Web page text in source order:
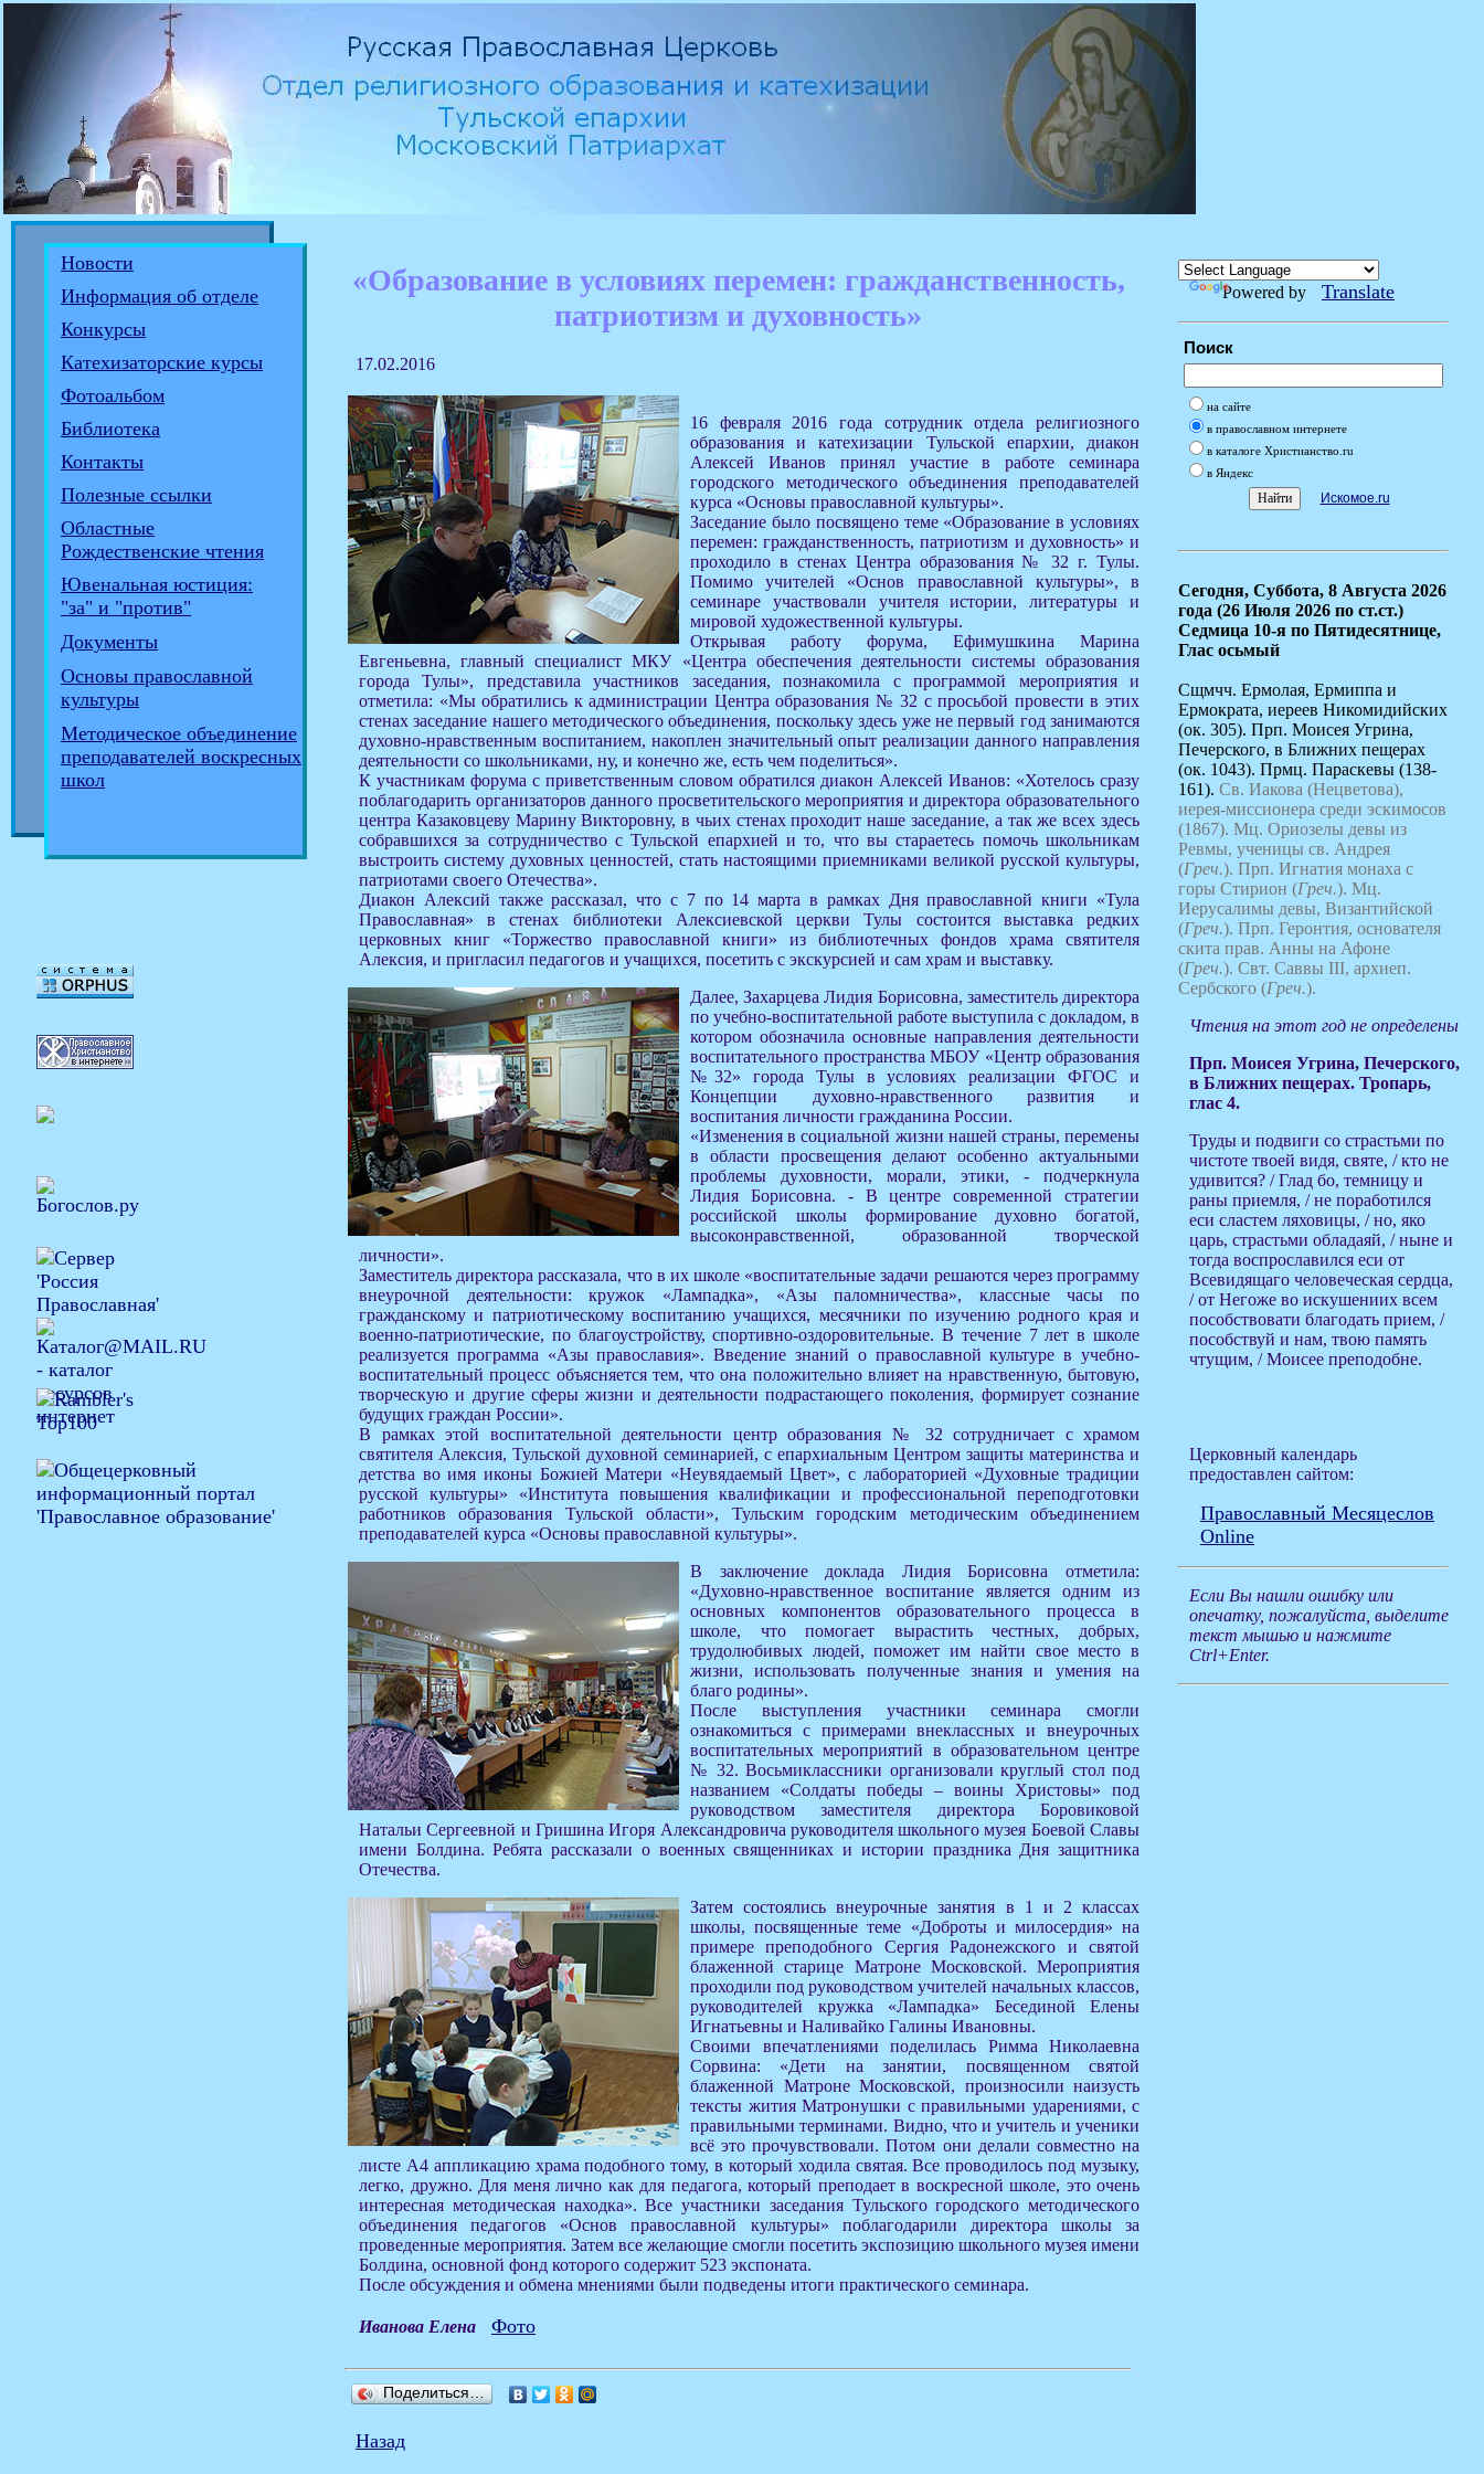
Новости
Информация об отделе
Конкурсы
Катехизаторские курсы
Фотоальбом
Библиотека
Контакты
Полезные ссылки
Областные
Рождественские чтения
Ювенальная юстиция:
"за" и "против"
Документы
Основы православной
культуры
Методическое объединение
преподавателей воскресных
школ
«Образование в условиях перемен: гражданственность,
патриотизм и духовность»
17.02.2016
16 февраля 2016 года сотрудник отдела религиозного
образования и катехизации Тульской епархии, диакон
Алексей Иванов принял участие в работе семинара
городского методического объединения преподавателей
курса «Основы православной культуры».
Заседание было посвящено теме «Образование в условиях
перемен: гражданственность, патриотизм и духовность» и
проходило в стенах Центра образования № 32 г. Тулы.
Помимо учителей «Основ православной культуры», в
семинаре участвовали учителя истории, литературы и
мировой художественной культуры.
Открывая работу форума, Ефимушкина Марина
Евгеньевна, главный специалист МКУ «Центра обеспечения деятельности системы образования
города Тулы», представила участников заседания, познакомила с программой мероприятия и
отметила: «Мы обратились к администрации Центра образования № 32 с просьбой провести в этих
стенах заседание нашего методического объединения, поскольку здесь уже не первый год занимаются
духовно-нравственным воспитанием, накоплен значительный опыт реализации данного направления
деятельности со школьниками, ну, и конечно же, есть чем поделиться».
К участникам форума с приветственным словом обратился диакон Алексей Иванов: «Хотелось сразу
поблагодарить организаторов данного просветительского мероприятия и директора образовательного
центра Казаковцеву Марину Викторовну, в чьих стенах проходит наше заседание, а так же всех здесь
собравшихся за сотрудничество с Тульской епархией и то, что вы стараетесь помочь школьникам
выстроить систему духовных ценностей, стать настоящими приемниками великой русской культуры,
патриотами своего Отечества».
Диакон Алексий также рассказал, что с 7 по 14 марта в рамках Дня православной книги «Тула
Православная» в стенах библиотеки Алексиевской церкви Тулы состоится выставка редких
церковных книг «Торжество православной книги» из библиотечных фондов храма святителя
Алексия, и пригласил педагогов и учащихся, посетить с экскурсией и сам храм и выставку.
Далее, Захарцева Лидия Борисовна, заместитель директора
по учебно-воспитательной работе выступила с докладом, в
котором обозначила основные направления деятельности
воспитательного пространства МБОУ «Центр образования
№32» города Тулы в условиях реализации ФГОС и
Концепции духовно-нравственного развития и
воспитания личности гражданина России.
«Изменения в социальной жизни нашей страны, перемены
в области просвещения делают особенно актуальными
проблемы духовности, морали, этики, - подчеркнула
Лидия Борисовна. - В центре современной стратегии
российской школы формирование духовно богатой,
высоконравственной, образованной творческой
личности».
Заместитель директора рассказала, что в их школе «воспитательные задачи решаются через программу
внеурочной деятельности: кружок «Лампадка», «Азы паломничества», классные часы по
гражданскому и патриотическому воспитанию учащихся, месячники по изучению родного края и
военно-патриотические, по благоустройству, спортивно-оздоровительные. В течение 7 лет в школе
реализуется программа «Азы православия». Введение знаний о православной культуре в учебно-
воспитательный процесс объясняется тем, что она положительно влияет на нравственную, бытовую,
творческую и другие сферы жизни и деятельности подрастающего поколения, формирует сознание
будущих граждан России».
В рамках этой воспитательной деятельности центр образования № 32 сотрудничает с храмом
святителя Алексия, Тульской духовной семинарией, с епархиальным Центром защиты материнства и
детства во имя иконы Божией Матери «Неувядаемый Цвет», с лабораторией «Духовные традиции
русской культуры» «Института повышения квалификации и профессиональной переподготовки
работников образования Тульской области», Тульским городским методическим объединением
преподавателей курса «Основы православной культуры».
В заключение доклада Лидия Борисовна отметила:
«Духовно-нравственное воспитание является одним из
основных компонентов образовательного процесса в
школе, что помогает вырастить честных, добрых,
трудолюбивых людей, поможет им найти свое место в
жизни, использовать полученные знания и умения на
благо родины».
После выступления участники семинара смогли
ознакомиться с примерами внеклассных и внеурочных
воспитательных мероприятий в образовательном центре
№ 32. Восьмиклассники организовали круглый стол под
названием «Солдаты победы – воины Христовы» под
руководством заместителя директора Боровиковой
Натальи Сергеевной и Гришина Игоря Александровича руководителя школьного музея Боевой Славы
имени Болдина. Ребята рассказали о военных священниках и истории праздника Дня защитника
Отечества.
Затем состоялись внеурочные занятия в 1 и 2 классах
школы, посвященные теме «Доброты и милосердия» на
примере преподобного Сергия Радонежского и святой
блаженной старице Матроне Московской. Мероприятия
проходили под руководством учителей начальных классов,
руководителей кружка «Лампадка» Бесединой Елены
Игнатьевны и Наливайко Галины Ивановны.
Своими впечатлениями поделилась Римма Николаевна
Сорвина: «Дети на занятии, посвященном святой
блаженной Матроне Московской, произносили наизусть
тексты жития Матронушки с правильными ударениями, с
правильными терминами. Видно, что и учитель и ученики
всё это прочувствовали. Потом они делали совместно на
листе А4 аппликацию храма подобного тому, в который ходила святая. Все проводилось под музыку,
легко, дружно. Для меня лично как для педагога, который преподает в воскресной школе, это очень
интересная методическая находка». Все участники заседания Тульского городского методического
объединения педагогов «Основ православной культуры» поблагодарили директора школы за
проведенные мероприятия. Затем все желающие смогли посетить экспозицию школьного музея имени
Болдина, основной фонд которого содержит 523 экспоната.
После обсуждения и обмена мнениями были подведены итоги практического семинара.
Иванова Елена Фото
Поделиться…
Назад
Powered by Translate
Поиск
на сайте
в православном интернете
в каталоге Христианство.ru
в Яндекс
Искомое.ru
Сегодня, Суббота, 8 Августа 2026
года (26 Июля 2026 по ст.ст.)
Седмица 10-я по Пятидесятнице,
Глас осьмый
Сщмчч. Ермолая, Ермиппа и
Ермократа, иереев Никомидийских
(ок. 305). Прп. Моисея Угрина,
Печерского, в Ближних пещерах
(ок. 1043). Прмц. Параскевы (138-
161). Св. Иакова (Нецветова),
иерея-миссионера среди эскимосов
(1867). Мц. Ориозелы девы из
Ревмы, ученицы св. Андрея
(Греч.). Прп. Игнатия монаха с
горы Стирион (Греч.). Мц.
Иерусалимы девы, Византийской
(Греч.). Прп. Геронтия, основателя
скита прав. Анны на Афоне
(Греч.). Свт. Саввы III, архиеп.
Сербского (Греч.).
Чтения на этот год не определены
Прп. Моисея Угрина, Печерского,
в Ближних пещерах. Тропарь,
глас 4.
Труды и подвиги со страстьми по
чистоте твоей видя, святе, / кто не
удивится? / Глад бо, темницу и
раны приемля, / не поработился
еси сластем ляховицы, / но, яко
царь, страстьми обладаяй, / ныне и
тогда воспрославился еси от
Всевидящаго человеческая сердца,
/ от Негоже во искушениих всем
пособствовати благодать прием, /
пособствуй и нам, твою память
чтущим, / Моисее преподобне.
Церковный календарь
предоставлен сайтом:
Православный Месяцеслов
Online
Если Вы нашли ошибку или
опечатку, пожалуйста, выделите
текст мышью и нажмите
Ctrl+Enter.